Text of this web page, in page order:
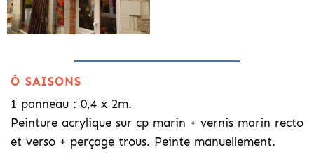
Ô SAISONS
1 panneau : 0,4 x 2m.
Peinture acrylique sur cp marin + vernis marin recto
et verso + perçage trous. Peinte manuellement.